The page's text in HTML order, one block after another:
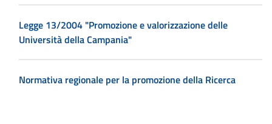
Legge 13/2004 "Promozione e valorizzazione delle
Università della Campania"
Normativa regionale per la promozione della Ricerca